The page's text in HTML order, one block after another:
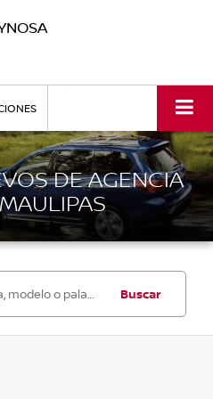
DE AGENCIA
Buscar